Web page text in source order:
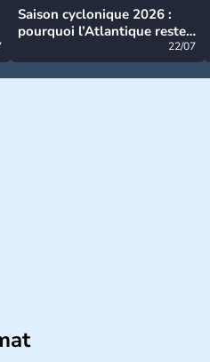
Saison cyclonique 2026 :
pourquoi l’Atlantique reste
22/07